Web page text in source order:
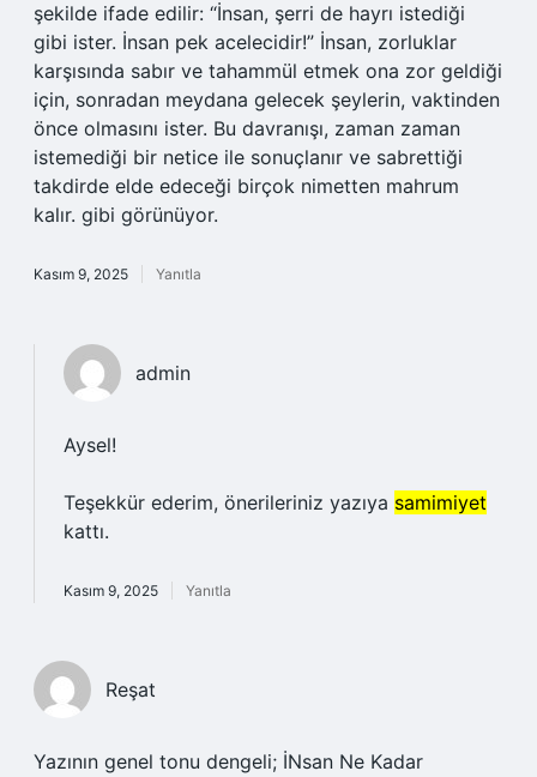
şekilde ifade edilir: “İnsan, şerri de hayrı istediği
gibi ister. İnsan pek acelecidir!” İnsan, zorluklar
karşısında sabır ve tahammül etmek ona zor geldiği
için, sonradan meydana gelecek şeylerin, vaktinden
önce olmasını ister. Bu davranışı, zaman zaman
istemediği bir netice ile sonuçlanır ve sabrettiği
takdirde elde edeceği birçok nimetten mahrum
kalır. gibi görünüyor.
Kasım 9, 2025 Yanıtla
admin
Aysel!
Teşekkür ederim, önerileriniz yazıya samimiyet
kattı.
Kasım 9, 2025 Yanıtla
Reşat
Yazının genel tonu dengeli; İNsan Ne Kadar